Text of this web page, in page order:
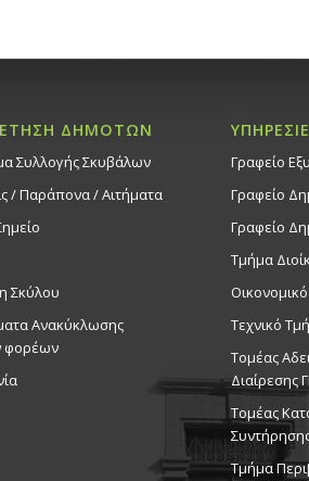
ΔΗΜΟΤΩΝ
Συλλογής Σκυβάλων
/ Παράπονα / Αιτήματα
Σκύλου
Ανακύκλωσης
φορέων
Γραφείο
Γραφείο
Γραφείο
Τμήμα
Τεχνικό
Τομέας
Διαίρεσης
Τομέας
Τμήμα